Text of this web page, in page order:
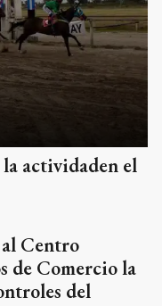
actividaden el
Centro
de Comercio la
del